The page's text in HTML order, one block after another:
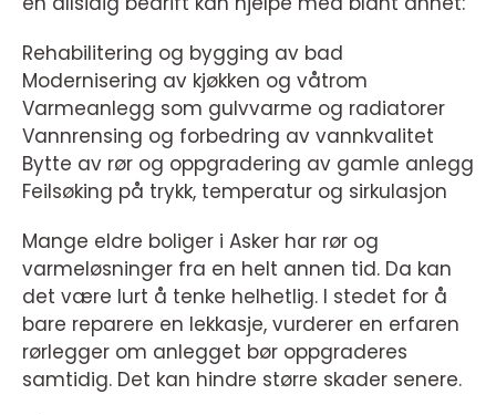
Rehabilitering og bygging av bad
Modernisering av kjøkken og våtrom
Varmeanlegg som gulvvarme og radiatorer
Vannrensing og forbedring av vannkvalitet
Bytte av rør og oppgradering av gamle anlegg
Feilsøking på trykk, temperatur og sirkulasjon
Mange eldre boliger i Asker har rør og
varmeløsninger fra en helt annen tid. Da kan
det være lurt å tenke helhetlig. I stedet for å
bare reparere en lekkasje, vurderer en erfaren
rørlegger om anlegget bør oppgraderes
samtidig. Det kan hindre større skader senere.